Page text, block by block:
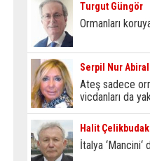
Turgut Güngör
Ormanları
Serpil Nur Abiral
Ateş sadece
vicdanları da
Halit Çelikbudak
İtalya ‘Mancini‘